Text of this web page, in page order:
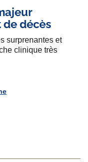
de décès
surprenantes et
clinique très